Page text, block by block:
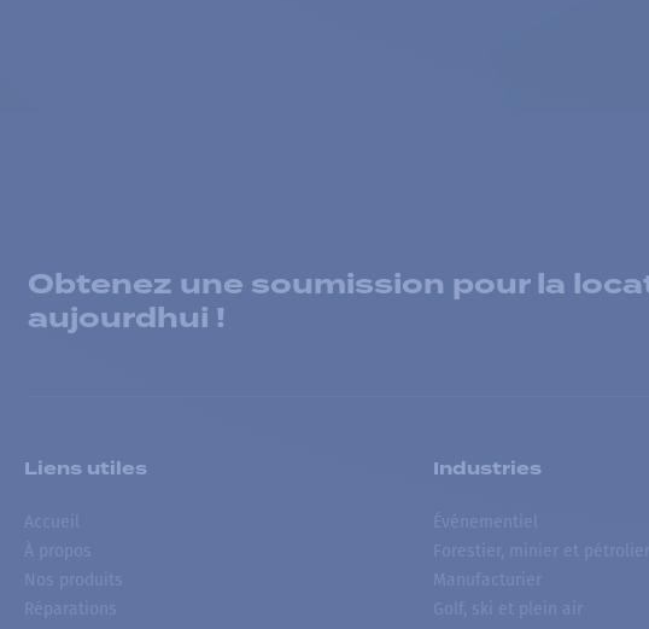
Obtenez une soumission pour la
aujourdhui !
Liens utiles
Accueil
À propos
Nos produits
Réparations
Industries
Événementiel
Forestier, minier et pétrolier
Manufacturier
Golf, ski et plein air